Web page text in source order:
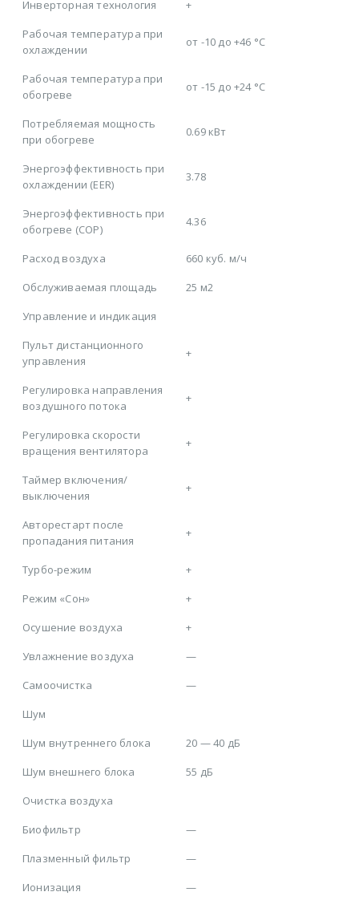
Инверторная технология
+
Рабочая температура при
охлаждении
от -10 до +46 °C
Рабочая температура при
обогреве
от -15 до +24 °C
Потребляемая мощность
при обогреве
0.69 кВт
Энергоэффективность при
охлаждении (EER)
3.78
Энергоэффективность при
обогреве (COP)
4.36
Расход воздуха
660 куб. м/ч
Обслуживаемая площадь
25 м2
Управление и индикация
Пульт дистанционного
управления
+
Регулировка направления
воздушного потока
+
Регулировка скорости
вращения вентилятора
+
Таймер включения/
выключения
+
Авторестарт после
пропадания питания
+
Турбо-режим
+
Режим «Сон»
+
Осушение воздуха
+
Увлажнение воздуха
—
Самоочистка
—
Шум
Шум внутреннего блока
20 — 40 дБ
Шум внешнего блока
55 дБ
Очистка воздуха
Биофильтр
—
Плазменный фильтр
—
Ионизация
—